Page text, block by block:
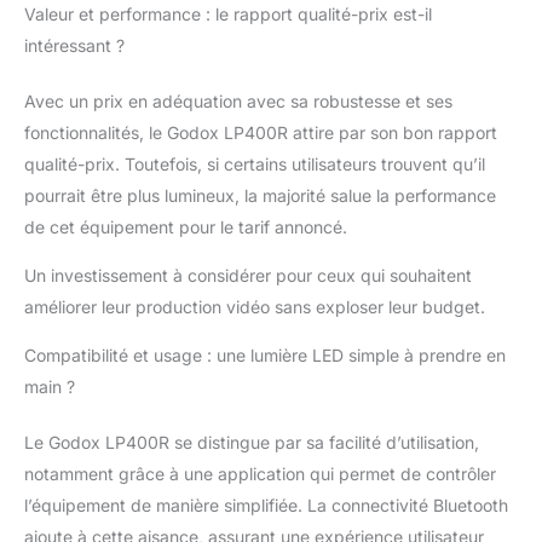
Full Color】l'éclairage
offre une puissance
maximale de 36 W et
un éclairage de 6480
éclairage lumineux.
Température de
10000 K, plage de
variation de 0 à 100 %,
360 ° et saturation de
assure une
des couleurs, ce qui
rend vos images plus
vives et réalistes
Valeur et performance : le rapport qualité-prix est-il
intéressant ?
Avec un prix en adéquation avec sa robustesse et ses
fonctionnalités, le Godox LP400R attire par son bon rapport
qualité-prix. Toutefois, si certains utilisateurs trouvent qu’il
pourrait être plus lumineux, la majorité salue la performance
de cet équipement pour le tarif annoncé.
Un investissement à considérer pour ceux qui souhaitent
améliorer leur production vidéo sans exploser leur budget.
Compatibilité et usage : une lumière LED simple à prendre en
main ?
Le Godox LP400R se distingue par sa facilité d’utilisation,
notamment grâce à une application qui permet de contrôler
l’équipement de manière simplifiée. La connectivité Bluetooth
ajoute à cette aisance, assurant une expérience utilisateur